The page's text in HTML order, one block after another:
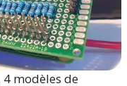
modèles de